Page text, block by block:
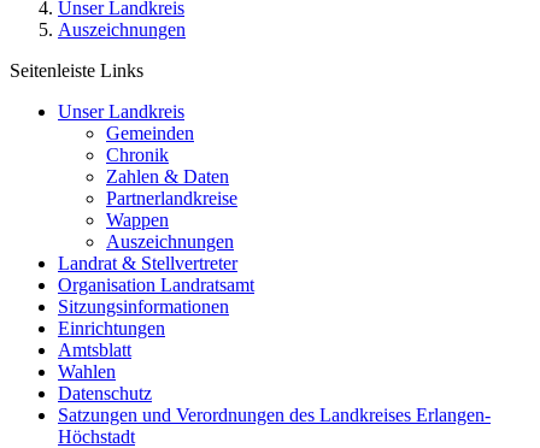
Unser Landkreis
Auszeichnungen
Seitenleiste Links
Unser Landkreis
Gemeinden
Chronik
Zahlen & Daten
Partnerlandkreise
Wappen
Auszeichnungen
Landrat & Stellvertreter
Organisation Landratsamt
Sitzungsinformationen
Einrichtungen
Amtsblatt
Wahlen
Datenschutz
Satzungen und Verordnungen des Landkreises Erlangen-
Höchstadt